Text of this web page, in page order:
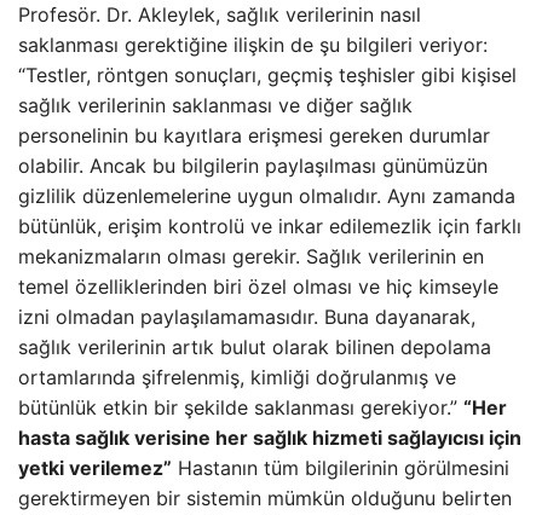
Profesör. Dr. Akleylek, sağlık verilerinin nasıl
saklanması gerektiğine ilişkin de şu bilgileri veriyor:
“Testler, röntgen sonuçları, geçmiş teşhisler gibi kişisel
sağlık verilerinin saklanması ve diğer sağlık
personelinin bu kayıtlara erişmesi gereken durumlar
olabilir. Ancak bu bilgilerin paylaşılması günümüzün
gizlilik düzenlemelerine uygun olmalıdır. Aynı zamanda
bütünlük, erişim kontrolü ve inkar edilemezlik için farklı
mekanizmaların olması gerekir. Sağlık verilerinin en
temel özelliklerinden biri özel olması ve hiç kimseyle
izni olmadan paylaşılamamasıdır. Buna dayanarak,
sağlık verilerinin artık bulut olarak bilinen depolama
ortamlarında şifrelenmiş, kimliği doğrulanmış ve
bütünlük etkin bir şekilde saklanması gerekiyor.” “Her
hasta sağlık verisine her sağlık hizmeti sağlayıcısı için
yetki verilemez” Hastanın tüm bilgilerinin görülmesini
gerektirmeyen bir sistemin mümkün olduğunu belirten